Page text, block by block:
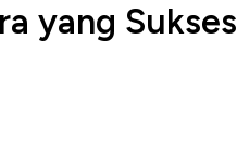
yang Sukses